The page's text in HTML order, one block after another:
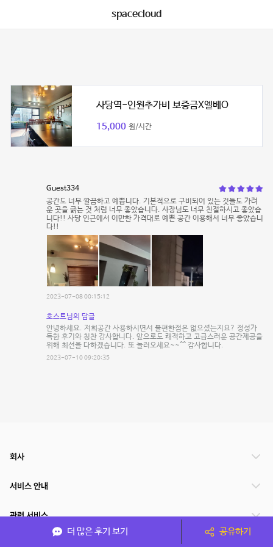
spacecloud
사당역-인원추가비 보증금X엘베O
15,000 원/시간
Guest334
공간도 너무 깔끔하고 예쁩니다. 기본적으로 구비되어 있는 것들도 가려
운 곳을 긁는 것 처럼 너무 좋았습니다. 사장님도 너무 친절하시고 좋았습
니다!! 사당 인근에서 이만한 가격대로 예쁜 공간 이용해서 너무 좋았습니
다!!
2023-07-08 00:15:12
호스트님의 답글
안녕하세요. 저희공간 사용하시면서 불편한점은 없으셨는지요? 정성가
득한 후기와 칭찬 감사합니다. 앞으로도 쾌적하고 고급스러운 공간제공을
위해 최선을 다하겠습니다. 또 놀러오세요~~^^ 감사합니다.
2023-07-10 09:20:35
더 많은 후기 보기 공유하기
회사
서비스 안내
관련 서비스